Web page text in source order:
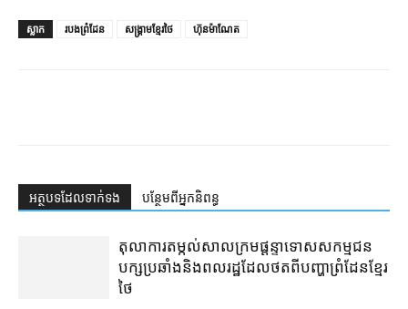
ស្លាក របងព្រំដែន សង្គ្រាមខ្មែរថៃ ហ៊ុនម៉ាណែត
អត្ថបទ​ដែល​ទាក់ទង បន្ថែម​ពី​អ្នកនិពន្ធ
តុលាការ​តម្កល់​សាលក្រម​ផ្ដន្ទាទោស​សកម្មជន​
បក្ស​ប្រឆាំង​និង​ពលរដ្ឋ​ដែល​ថត​ពី​បញ្ហា​ព្រំដែន​ខ្មែរ​
ថៃ